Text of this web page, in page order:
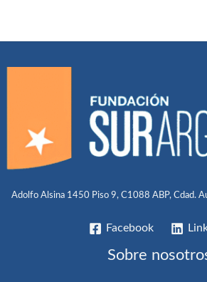
Adolfo Alsina 1450 Piso 9, C1088 ABP, Cdad.
Facebook
Sobre